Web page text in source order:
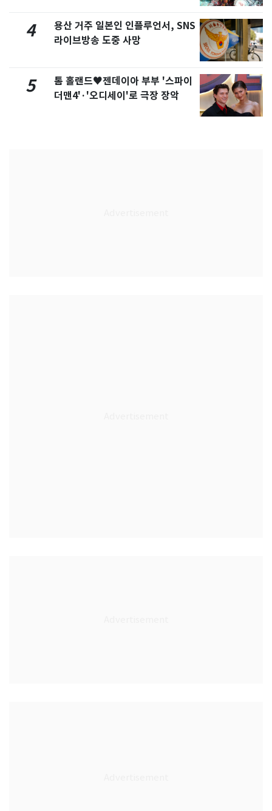
4
용산 거주 일본인 인플루언서, SNS
라이브방송 도중 사망
5
톰 홀랜드♥젠데이아 부부 '스파이
더맨4'·'오디세이'로 극장 장악